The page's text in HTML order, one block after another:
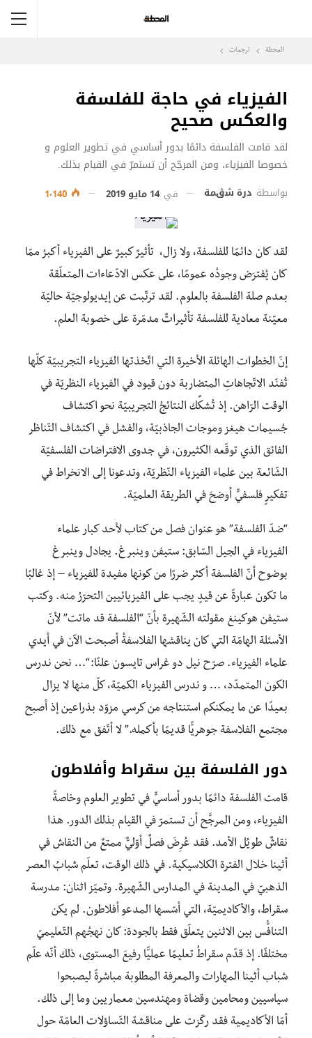
المحطة ترجمات
الفيزياء في حاجة للفلسفة
والعكس صحيح
لقد قامت الفلسفة دائمًا بدور أساسي في تطوير العلوم و
خصوصا الفيزياء، ومن المرجّح أن تستمرّ في القيام بذلك.
بواسطة درة شڨمة في 14 مايو 2019
لقد كان دائمًا للفلسفة، ولا زال، تأثيرٌ كبيرٌ على الفيزياء أكبرُ ممّا
كان يُفترَض وجودُه عمومًا، على عكس الادّعاءات المتعلّقة
بعدم صلة الفلسفة بالعلوم. لقد ترتّبت عن إيديولوجيّة حاليّة
معيّنة معادية للفلسفة تأثيراتٌ مدمّرة على خصوبة العلم.
إنّ الخطوات الهائلة الأخيرة التي اتّخذتها الفيزياء التجريبيّة كلّها
تُفنّد الاتّجاهاتِ المتضاربة دون قيود في الفيزياء النظريّة في
الوقت الرّاهن. إذ تُشكِّك النتائجُ التجريبيّة نحو اكتشاف
جُسيمات هيغز وموجات الجاذبيّة، والفشل في اكتشاف التّناظر
الفائق الذي توقّعه الكثيرون، في جدوى الافتراضات الفلسفيّة
الشّائعة بين علماء الفيزياء النّظريّة، وتدعونا إلى الانخراط في
تفكيرٍ فلسفيٍّ أوضحَ في الطريقة العلميّة.
“ضدّ الفلسفة” هو عنوان فصل من كتاب لأحد كبار علماء
الفيزياء في الجيل السّابق: ستيفن وينبرغ. يجادل وينبرغ
بوضوح أنّ الفلسفة أكثر ضررًا من كونها مفيدة للفيزياء – إذ غالبًا
ما تكون عبارةً عن قيدٍ يجب على الفيزيائيين التحرّرُ منه. وكتب
ستيفن هوكينغ مقولته الشّهيرة بأنّ “الفلسفة قد ماتت” لأنّ
الأسئلة الهامّة التي كان يناقشها الفلاسفةُ أصبحت الآن في أيدي
علماء الفيزياء. صرّح نيل دو غراس تايسون علنًا: “… نحن ندرس
الكون المتمدّد، … و ندرس الفيزياء الكميّة، كلّ منها لا يزال
بعيدًا عن ما يمكنكم استنتاجه من كرسي مزوّد بذراعين إذ أصبح
مجتمع الفلاسفة جوهريًّا قديمًا بأكمله.” لا أتّفق مع ذلك.
دور الفلسفة بين سقراط وأفلاطون
قامت الفلسفة دائمًا بدور أساسيٍّ في تطوير العلوم وخاصةً
الفيزياء، ومن المرجَّح أن تستمرّ في القيام بذلك الدور. هذا
نقاشٌ طويُل الأمد. فقد عُرِضَ فصلٌ أوّليٌّ ممتعٌ من النقاش في
أثينا خلال الفترة الكلاسيكية. في ذلك الوقت، تعلّم شبابُ العصر
الذهبيّ في المدينة في المدارس الشّهيرة. وتميّز اثنان: مدرسة
سقراط، والأكاديميّة، التي أسّسها المدعو أفلاطون. لم يكن
التنافُّس بين الاثنين يتعلّق فقط بالجودة: كان نهجُهم التّعليميّ
مختلفًا. إذ قدّم سقراطُ تعليمًا عمليًّا رفيعَ المستوى، ذلك أنّه علّم
شباب أثينا المهارات والمعرفة المطلوبة مباشرةً ليصبحوا
سياسيين ومحامين وقضاة ومهندسين معماريين وما إلى ذلك.
أمّا الأكاديمية فقد ركّزت على مناقشة التّساؤلات العامّة حول